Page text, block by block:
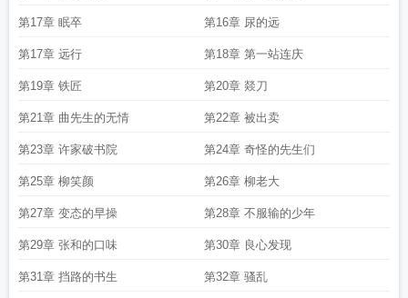
第17章 眠卒 第16章 尿的远
第17章 远行 第18章 第一站连庆
第19章 铁匠 第20章 燚刀
第21章 曲先生的无情 第22章 被出卖
第23章 许家破书院 第24章 奇怪的先生们
第25章 柳笑颜 第26章 柳老大
第27章 变态的早操 第28章 不服输的少年
第29章 张和的口味 第30章 良心发现
第31章 挡路的书生 第32章 骚乱